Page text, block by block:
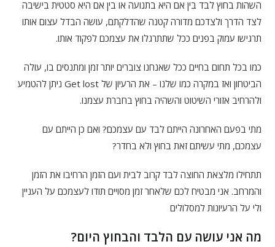
השהות בחוץ לבד בין אם היא בתנועה או בין אם היא סטטית בישיבה
לצד הדרך ולצדכם מדורה קטנה שהדלקתם, עושה הבדל עצום אותו
תרגישו עמוק בפנים ככל שתתרגלו את עצמכם לפקוד אותו.
כמו בכל תחום בחיים ככל שאנחנו צוברים יותר זמן ומתנסים בו, עולה
הביטחון ואז במקרה כמו שלנו – את הרעיון של Get lost ניתן להטמיע
ולהרחיב אזורי השיטוט והשהיה בחוץ בחברת עצמנו.
מתי בפעם האחרונה הייתם לבד עם עצמכם? ואם כן הייתם עם
עצמכם, מתי עשיתם זאת בחוץ ולא בחדר?
תתחילו מלצאת החוצה לבד קרוב לבית ועם הזמן הרחיבו את הזמן
והמרחב. אני מבטיח לכם שלאחר זמן מסויים תודו לעצמכם על העניין
ולי על הרעיונות למסלולים
מה אני עושה עם הלבד והבחוץ היום?